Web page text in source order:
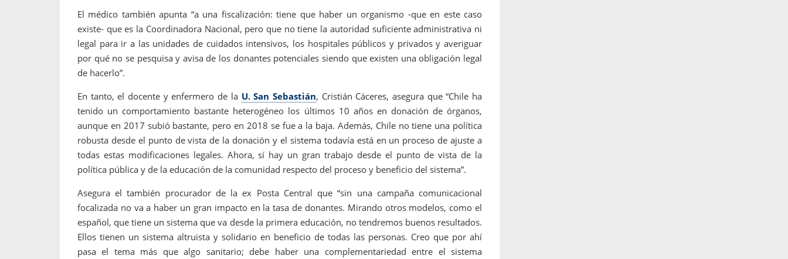
El médico también apunta “a una fiscalización: tiene que haber un organismo -que en este caso
existe- que es la Coordinadora Nacional, pero que no tiene la autoridad suficiente administrativa ni
legal para ir a las unidades de cuidados intensivos, los hospitales públicos y privados y averiguar
por qué no se pesquisa y avisa de los donantes potenciales siendo que existen una obligación legal
de hacerlo”.
En tanto, el docente y enfermero de la U. San Sebastián, Cristián Cáceres, asegura que “Chile ha
tenido un comportamiento bastante heterogéneo los últimos 10 años en donación de órganos,
aunque en 2017 subió bastante, pero en 2018 se fue a la baja. Además, Chile no tiene una política
robusta desde el punto de vista de la donación y el sistema todavía está en un proceso de ajuste a
todas estas modificaciones legales. Ahora, sí hay un gran trabajo desde el punto de vista de la
política pública y de la educación de la comunidad respecto del proceso y beneficio del sistema”.
Asegura el también procurador de la ex Posta Central que “sin una campaña comunicacional
focalizada no va a haber un gran impacto en la tasa de donantes. Mirando otros modelos, como el
español, que tiene un sistema que va desde la primera educación, no tendremos buenos resultados.
Ellos tienen un sistema altruista y solidario en beneficio de todas las personas. Creo que por ahí
pasa el tema más que algo sanitario; debe haber una complementariedad entre el sistema